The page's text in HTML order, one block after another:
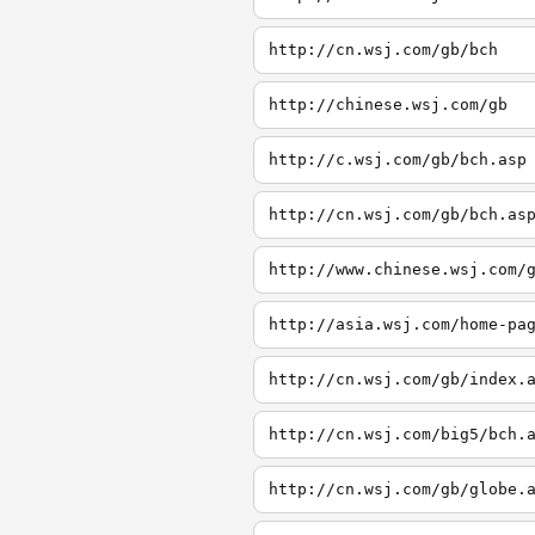
http://cn.wsj.com/gb/bch
http://chinese.wsj.com/gb
http://c.wsj.com/gb/bch.asp
http://cn.wsj.com/gb/bch.asp
http://www.chinese.wsj.com/
http://asia.wsj.com/home-
http://cn.wsj.com/gb/
http://cn.wsj.com/big5/
http://cn.wsj.com/gb/